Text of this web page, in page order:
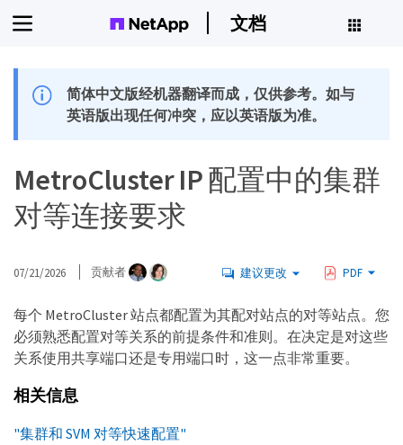
文档
简体中文版经机器翻译而成，仅供参考。如与
英语版出现任何冲突，应以英语版为准。
MetroCluster IP 配置中的集群
对等连接要求
07/21/2026 贡献者 建议更改 PDF
每个 MetroCluster 站点都配置为其配对站点的对等站点。您
必须熟悉配置对等关系的前提条件和准则。在决定是对这些
关系使用共享端口还是专用端口时，这一点非常重要。
相关信息
"集群和 SVM 对等快速配置"